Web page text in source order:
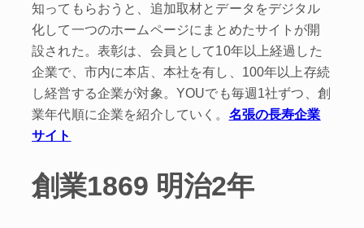
知ってもらおうと、追加取材とデータをデジタル
化して一つのホームページにまとめたサイトが開
設された。表彰は、会員として10年以上経過した
企業で、市内に本店、本社を有し、100年以上存続
し経営する企業が対象。YOUでも毎週1社ずつ、創
業年代順に企業を紹介していく。 名張の長寿企業
サイト
創業1869 明治2年